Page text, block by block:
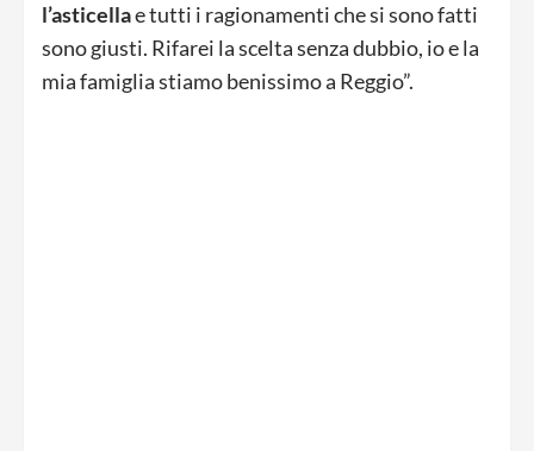
l’asticellae tutti i ragionamenti che si sono fatti
sono giusti. Rifarei la scelta senza dubbio, io e la
mia famiglia stiamo benissimo a Reggio”.